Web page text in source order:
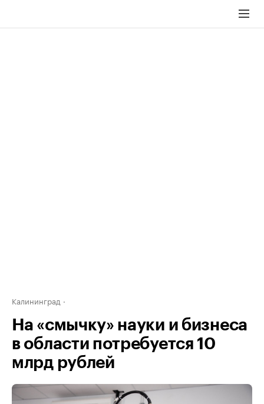
Калининград
На «смычку» науки и бизнеса
в области потребуется 10
млрд рублей